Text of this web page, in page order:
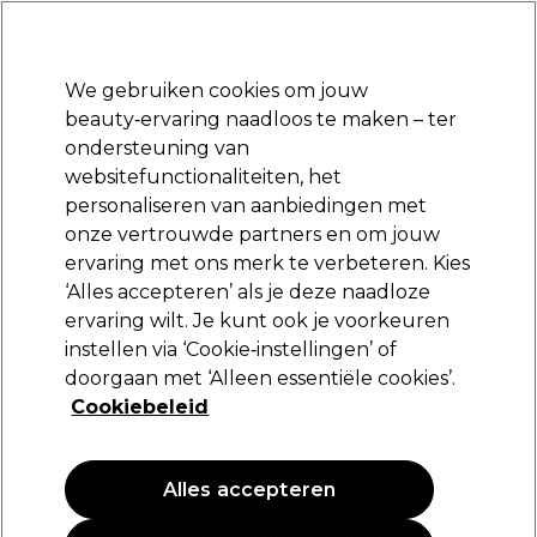
Aanmelden
Merken Deals Haar Elektra
Gratis Retourneren
Gratis bezorging vanaf slechts €40
Haar Haarverzorging Conditioner
Conditioner
Sorteren op:Populariteit
We gebruiken cookies om jouw
beauty‑ervaring naadloos te maken – ter
ondersteuning van
websitefunctionaliteiten, het
personaliseren van aanbiedingen met
onze vertrouwde partners en om jouw
ervaring met ons merk te verbeteren. Kies
‘Alles accepteren’ als je deze naadloze
ervaring wilt. Je kunt ook je voorkeuren
instellen via ‘Cookie‑instellingen’ of
doorgaan met ‘Alleen essentiële cookies’.
Cookiebeleid
Alles accepteren